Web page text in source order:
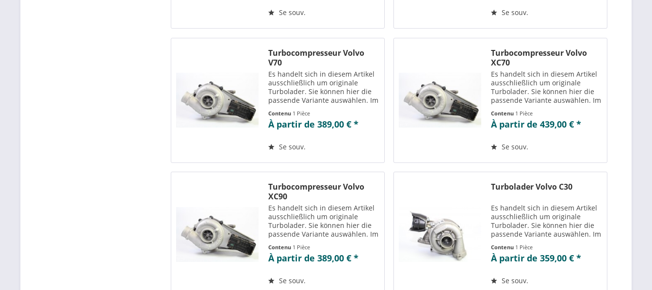
einsehen....
Se souv.
einsehen....
Se souv.
Turbocompresseur Volvo
V70
Es handelt sich in diesem Artikel
ausschließlich um originale
Turbolader. Sie können hier die
passende Variante auswählen. Im
Teilenummern“ können Sie die zu
der ausgewählten Variante
einsehen....
Contenu 1 Pièce
À partir de 389,00 € *
Se souv.
Turbocompresseur Volvo
XC70
Es handelt sich in diesem Artikel
ausschließlich um originale
Turbolader. Sie können hier die
passende Variante auswählen. Im
Teilenummern“ können Sie die zu
der ausgewählten Variante
einsehen....
Contenu 1 Pièce
À partir de 439,00 € *
Se souv.
Turbocompresseur Volvo
XC90
Es handelt sich in diesem Artikel
ausschließlich um originale
Turbolader. Sie können hier die
passende Variante auswählen. Im
Reiter „Vergleichs-/
Teilenummern“ können Sie die zu
der ausgewählten Variante
einsehen....
Contenu 1 Pièce
À partir de 389,00 € *
Se souv.
Turbolader Volvo C30
Es handelt sich in diesem Artikel
ausschließlich um originale
Turbolader. Sie können hier die
passende Variante auswählen. Im
Reiter „Vergleichs-/
Teilenummern“ können Sie die zu
der ausgewählten Variante
einsehen....
Contenu 1 Pièce
À partir de 359,00 € *
Se souv.